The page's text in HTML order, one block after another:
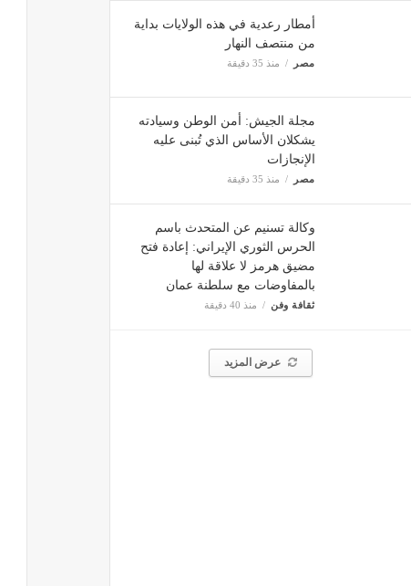
أمطار رعدية في هذه الولايات بداية
من منتصف النهار
مصر منذ 35 دقيقة
مجلة الجيش: أمن الوطن وسيادته
يشكلان الأساس الذي تُبنى عليه
الإنجازات
مصر منذ 35 دقيقة
وكالة تسنيم عن المتحدث باسم
الحرس الثوري الإيراني: إعادة فتح
مضيق هرمز لا علاقة لها
بالمفاوضات مع سلطنة عمان
ثقافة وفن منذ 40 دقيقة
عرض المزيد